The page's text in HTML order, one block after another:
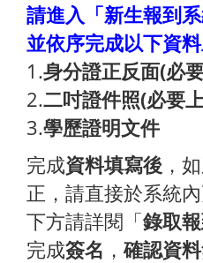
請進入「新生報到
並依序完成以下資
1.身分證正反面(必
2.二吋證件照(必要
3.學歷證明文件
完成資料填寫後 ，
正，請直接於系統
下方請詳閱「錄取
完成簽名 ，確認資